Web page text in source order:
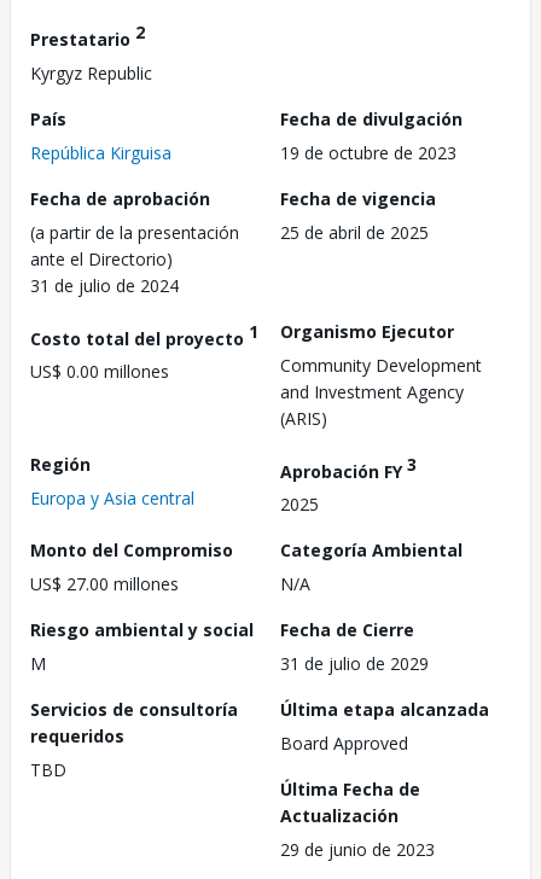
Prestatario 2
Kyrgyz Republic
País
República Kirguisa
Fecha de divulgación
19 de octubre de 2023
Fecha de aprobación
(a partir de la presentación
ante el Directorio)
31 de julio de 2024
Fecha de vigencia
25 de abril de 2025
Costo total del proyecto 1
US$ 0.00 millones
Organismo Ejecutor
Community Development
and Investment Agency
(ARIS)
Región
Europa y Asia central
Aprobación FY3
2025
Monto del Compromiso
US$ 27.00 millones
Categoría Ambiental
N/A
Riesgo ambiental y social
M
Fecha de Cierre
31 de julio de 2029
Servicios de consultoría
requeridos
TBD
Última etapa alcanzada
Board Approved
Última Fecha de
Actualización
29 de junio de 2023